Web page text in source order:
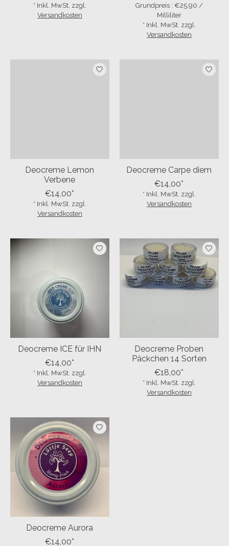
* Inkl. MwSt. zzgl.
Versandkosten
Grundpreis : €25,90 /
Milliliter
* Inkl. MwSt. zzgl.
Versandkosten
Deocreme Lemon
Verbene
€14,00*
* Inkl. MwSt. zzgl.
Versandkosten
Deocreme Carpe diem
€14,00*
* Inkl. MwSt. zzgl.
Versandkosten
Deocreme ICE für IHN
€14,00*
* Inkl. MwSt. zzgl.
Versandkosten
Deocreme Proben
Päckchen 14 Sorten
€18,00*
* Inkl. MwSt. zzgl.
Versandkosten
Deocreme Aurora
€14,00*